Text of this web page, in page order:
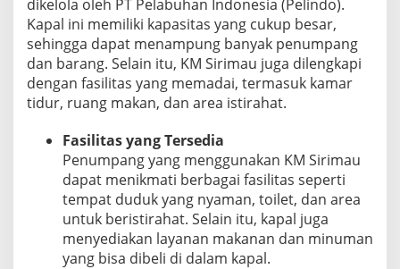
dikelola oleh PT Pelabuhan Indonesia (Pelindo).
Kapal ini memiliki kapasitas yang cukup besar,
sehingga dapat menampung banyak penumpang
dan barang. Selain itu, KM Sirimau juga dilengkapi
dengan fasilitas yang memadai, termasuk kamar
tidur, ruang makan, dan area istirahat.
Fasilitas yang Tersedia
Penumpang yang menggunakan KM Sirimau
dapat menikmati berbagai fasilitas seperti
tempat duduk yang nyaman, toilet, dan area
untuk beristirahat. Selain itu, kapal juga
menyediakan layanan makanan dan minuman
yang bisa dibeli di dalam kapal.